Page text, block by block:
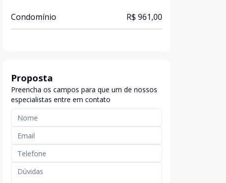
Condomínio R$ 961,00
Proposta
Preencha os campos para que um de nossos
especialistas entre em contato